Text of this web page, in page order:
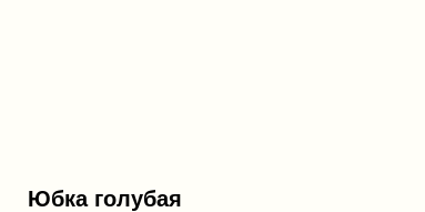
Юбка голубая